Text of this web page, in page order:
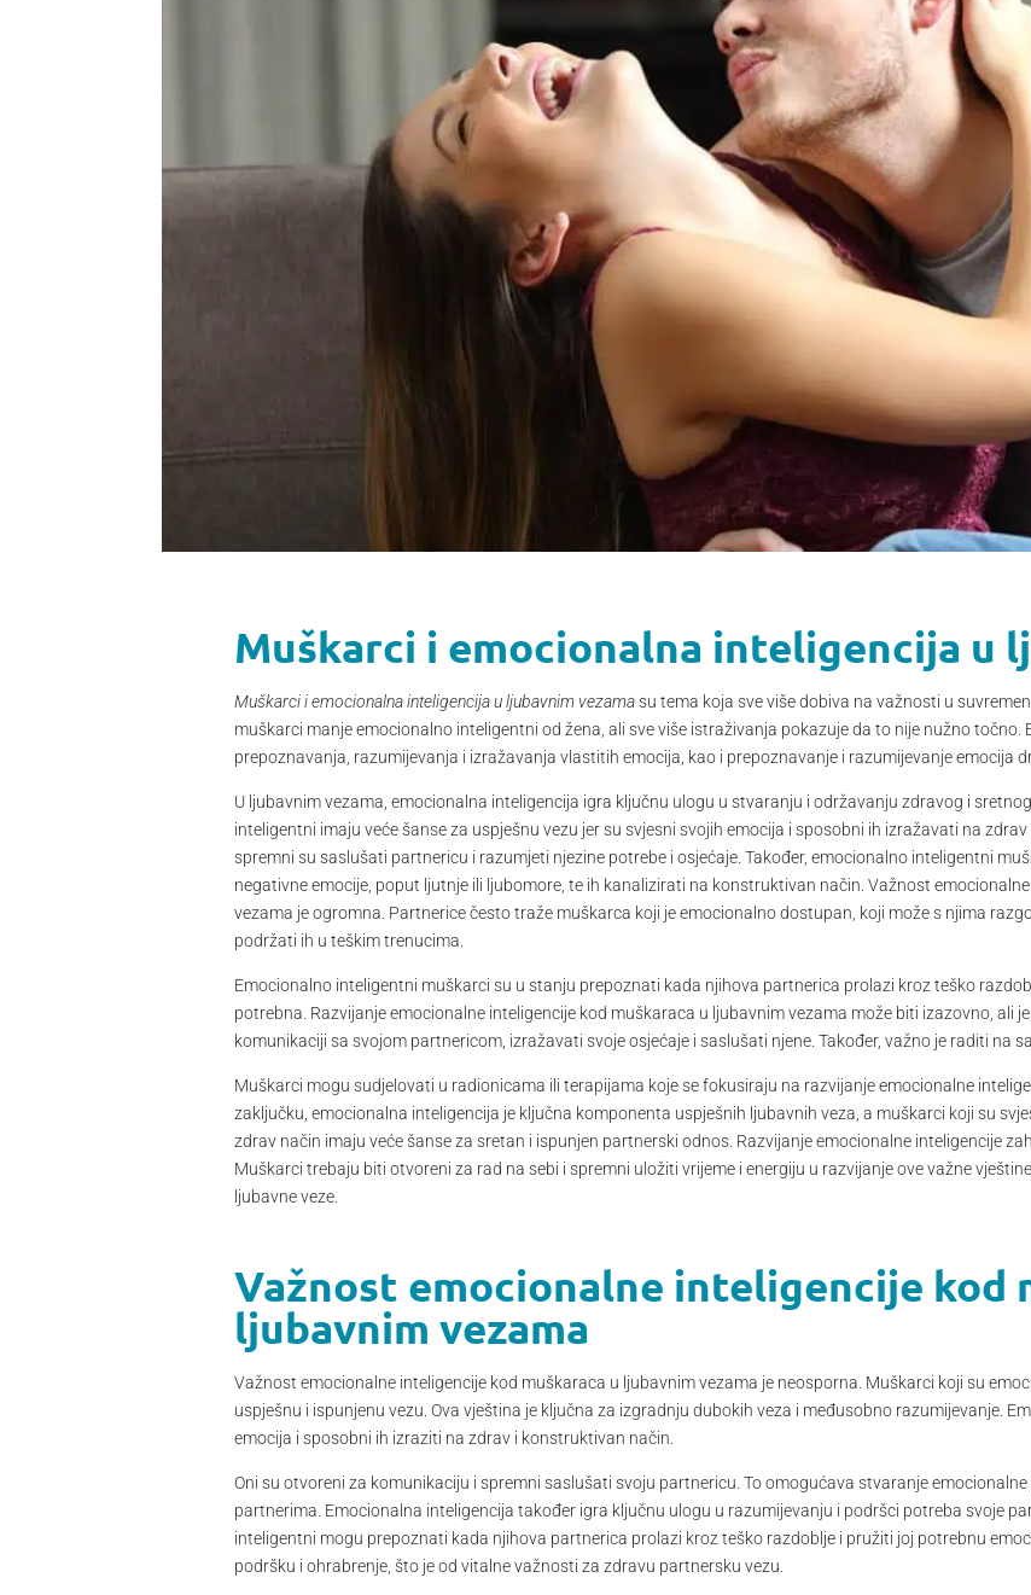
Muškarci i emocionalna inteligencija u
Muškarci i emocionalna inteligencija u ljubavnim vezamasu tema koja sve više dobiva na važnosti u
muškarci manje emocionalno inteligentni od žena, ali sve više istraživanja pokazuje da to nije nužno
prepoznavanja, razumijevanja i izražavanja vlastitih emocija, kao i prepoznavanje i razumijevanje emocija
U ljubavnim vezama, emocionalna inteligencija igra ključnu ulogu u stvaranju i održavanju zdravog i
inteligentni imaju veće šanse za uspješnu vezu jer su svjesni svojih emocija i sposobni ih izražavati na
spremni su saslušati partnericu i razumjeti njezine potrebe i osjećaje. Također, emocionalno inteligentni
negativne emocije, poput ljutnje ili ljubomore, te ih kanalizirati na konstruktivan način. Važnost
vezama je ogromna. Partnerice često traže muškarca koji je emocionalno dostupan, koji može s njima
podržati ih u teškim trenucima.
Emocionalno inteligentni muškarci su u stanju prepoznati kada njihova partnerica prolazi kroz teško
potrebna. Razvijanje emocionalne inteligencije kod muškaraca u ljubavnim vezama može biti izazovno, ali
komunikaciji sa svojom partnericom, izražavati svoje osjećaje i saslušati njene. Također, važno je raditi na
Muškarci mogu sudjelovati u radionicama ili terapijama koje se fokusiraju na razvijanje emocionalne
zaključku, emocionalna inteligencija je ključna komponenta uspješnih ljubavnih veza, a muškarci koji su
zdrav način imaju veće šanse za sretan i ispunjen partnerski odnos. Razvijanje emocionalne inteligencije
Muškarci trebaju biti otvoreni za rad na sebi i spremni uložiti vrijeme i energiju u razvijanje ove važne
ljubavne veze.
Važnost emocionalne inteligencije kod
ljubavnim vezama
Važnost emocionalne inteligencije kod muškaraca u ljubavnim vezama je neosporna. Muškarci koji su
uspješnu i ispunjenu vezu. Ova vještina je ključna za izgradnju dubokih veza i međusobno razumijevanje.
emocija i sposobni ih izraziti na zdrav i konstruktivan način.
Oni su otvoreni za komunikaciju i spremni saslušati svoju partnericu. To omogućava stvaranje
partnerima. Emocionalna inteligencija također igra ključnu ulogu u razumijevanju i podršci potreba svoje
inteligentni mogu prepoznati kada njihova partnerica prolazi kroz teško razdoblje i pružiti joj potrebnu
podršku i ohrabrenje, što je od vitalne važnosti za zdravu partnersku vezu.